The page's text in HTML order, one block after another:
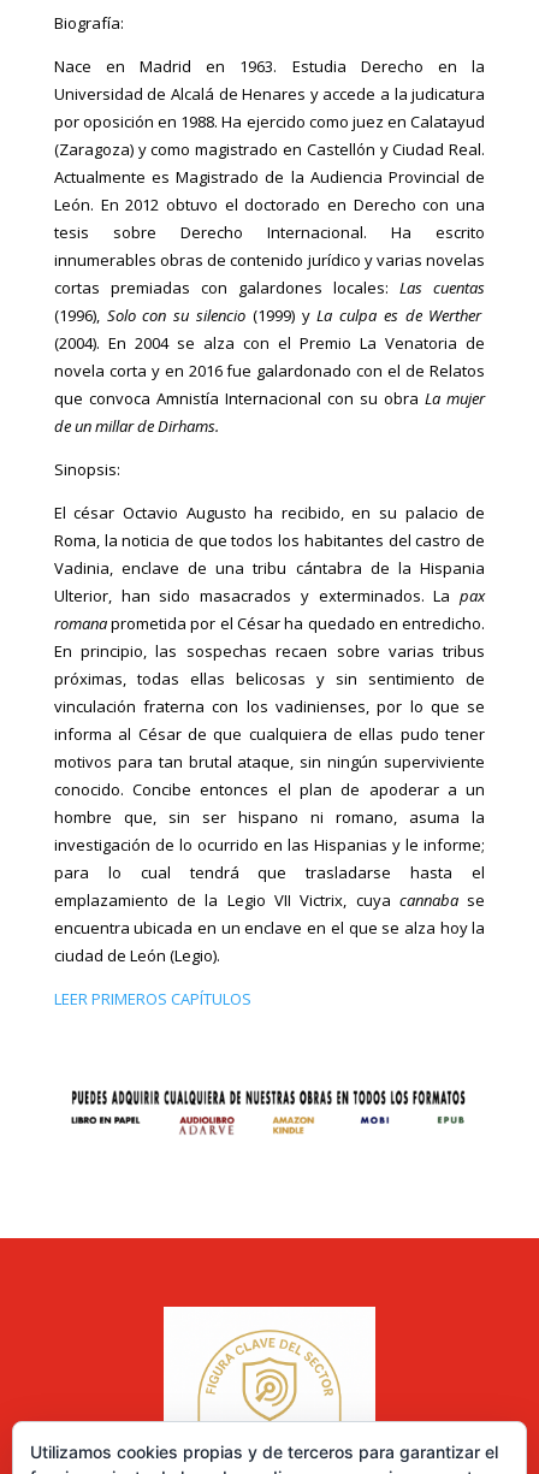
Biografía:
Nace en Madrid en 1963. Estudia Derecho en la
Universidad de Alcalá de Henares y accede a la judicatura
por oposición en 1988. Ha ejercido como juez en Calatayud
(Zaragoza) y como magistrado en Castellón y Ciudad Real.
Actualmente es Magistrado de la Audiencia Provincial de
León. En 2012 obtuvo el doctorado en Derecho con una
tesis sobre Derecho Internacional. Ha escrito
innumerables obras de contenido jurídico y varias novelas
cortas premiadas con galardones locales:Las cuentas
(1996), Solo con su silencio(1999) yLa culpa es de Werther
(2004). En 2004 se alza con el Premio La Venatoria de
novela corta y en 2016 fue galardonado con el de Relatos
que convoca Amnistía Internacional con su obraLa mujer
de un millar de Dirhams.
Sinopsis:
El césar Octavio Augusto ha recibido, en su palacio de
Roma, la noticia de que todos los habitantes del castro de
Vadinia, enclave de una tribu cántabra de la Hispania
Ulterior, han sido masacrados y exterminados. Lapax
romanaprometida por el César ha quedado en entredicho.
En principio, las sospechas recaen sobre varias tribus
próximas, todas ellas belicosas y sin sentimiento de
vinculación fraterna con los vadinienses, por lo que se
informa al César de que cualquiera de ellas pudo tener
motivos para tan brutal ataque, sin ningún superviviente
conocido. Concibe entonces el plan de apoderar a un
hombre que, sin ser hispano ni romano, asuma la
investigación de lo ocurrido en las Hispanias y le informe;
para lo cual tendrá que trasladarse hasta el
emplazamiento de la Legio VII Victrix, cuya cannabase
encuentra ubicada en un enclave en el que se alza hoy la
ciudad de León (Legio).
LEER PRIMEROS CAPÍTULOS
Utilizamos cookies propias y de terceros para garantizar el